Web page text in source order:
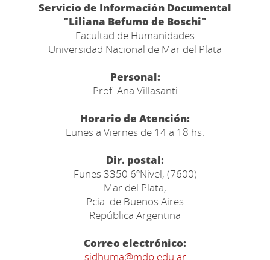
Servicio de Información Documental
"Liliana Befumo de Boschi"
Facultad de Humanidades
Universidad Nacional de Mar del Plata
Personal:
Prof. Ana Villasanti
Horario de Atención:
Lunes a Viernes de 14 a 18 hs.
Dir. postal:
Funes 3350 6ºNivel, (7600)
Mar del Plata,
Pcia. de Buenos Aires
República Argentina
Correo electrónico:
sidhuma@mdp.edu.ar